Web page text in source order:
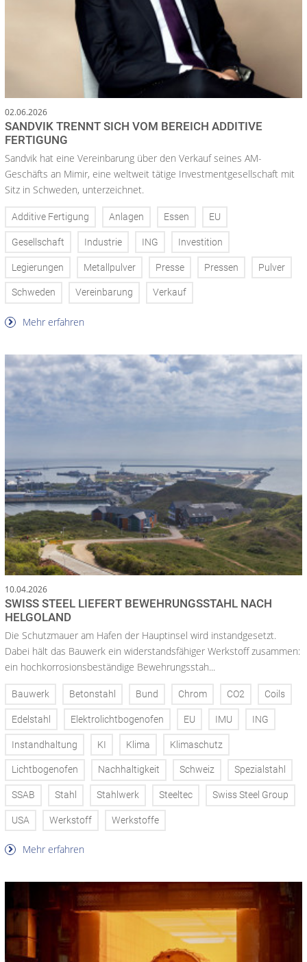
02.06.2026
SANDVIK TRENNT SICH VOM BEREICH ADDITIVE
FERTIGUNG
Sandvik hat eine Vereinbarung über den Verkauf seines AM-
Geschäfts an Mimir, eine weltweit tätige Investmentgesellschaft mit
Sitz in Schweden, unterzeichnet.
Additive Fertigung Anlagen Essen EU
Gesellschaft Industrie ING Investition
Legierungen Metallpulver Presse Pressen Pulver
Schweden Vereinbarung Verkauf
Mehr erfahren
10.04.2026
SWISS STEEL LIEFERT BEWEHRUNGSSTAHL NACH
HELGOLAND
Die Schutzmauer am Hafen der Hauptinsel wird instandgesetzt.
Dabei hält das Bauwerk ein widerstandsfähiger Werkstoff zusammen:
ein hochkorrosionsbeständige Bewehrungsstah...
Bauwerk Betonstahl Bund Chrom CO2 Coils
Edelstahl Elektrolichtbogenofen EU IMU ING
Instandhaltung KI Klima Klimaschutz
Lichtbogenofen Nachhaltigkeit Schweiz Spezialstahl
SSAB Stahl Stahlwerk Steeltec Swiss Steel Group
USA Werkstoff Werkstoffe
Mehr erfahren